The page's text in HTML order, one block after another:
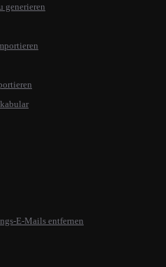
generieren
E-Mails entfernen